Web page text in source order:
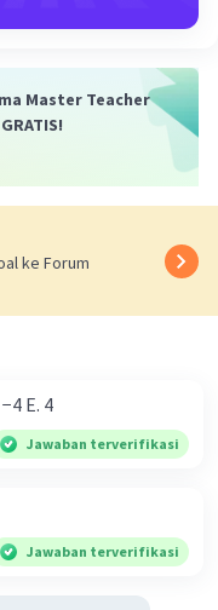
Master Teacher
ke Forum
D. −4 E. 4
Jawaban terverifikasi
Jawaban terverifikasi